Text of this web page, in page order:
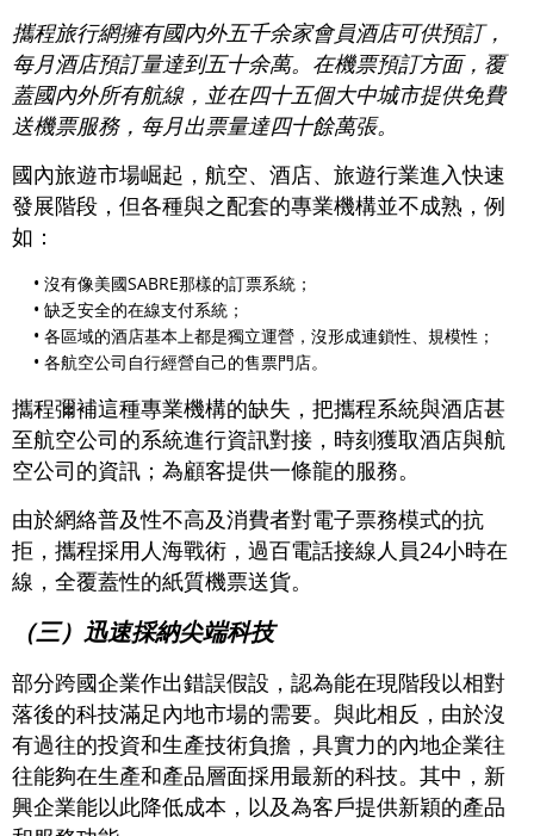
攜程旅行網擁有國內外五千余家會員酒店可供預訂，
每月酒店預訂量達到五十余萬。在機票預訂方面，覆
蓋國內外所有航線，並在四十五個大中城市提供免費
送機票服務，每月出票量達四十餘萬張。
國內旅遊市場崛起，航空、酒店、旅遊行業進入快速
發展階段，但各種與之配套的專業機構並不成熟，例
如：
• 沒有像美國SABRE那樣的訂票系統；
• 缺乏安全的在線支付系統；
• 各區域的酒店基本上都是獨立運營，沒形成連鎖性、規模性；
• 各航空公司自行經營自己的售票門店。
攜程彌補這種專業機構的缺失，把攜程系統與酒店甚
至航空公司的系統進行資訊對接，時刻獲取酒店與航
空公司的資訊；為顧客提供一條龍的服務。
由於網絡普及性不高及消費者對電子票務模式的抗
拒，攜程採用人海戰術，過百電話接線人員24小時在
線，全覆蓋性的紙質機票送貨。
（三）迅速採納尖端科技
部分跨國企業作出錯誤假設，認為能在現階段以相對
落後的科技滿足內地市場的需要。與此相反，由於沒
有過往的投資和生產技術負擔，具實力的內地企業往
往能夠在生產和產品層面採用最新的科技。其中，新
興企業能以此降低成本，以及為客戶提供新穎的產品